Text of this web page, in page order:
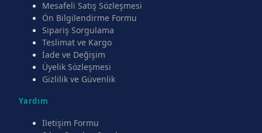
Mesafeli Satış Sözleşmesi
Ön Bilgilendirme Formu
Sipariş Sorgulama
Teslimat ve Kargo
İade ve Değişim
Üyelik Sözleşmesi
Gizlilik ve Güvenlik
Yardım
İletişim Formu